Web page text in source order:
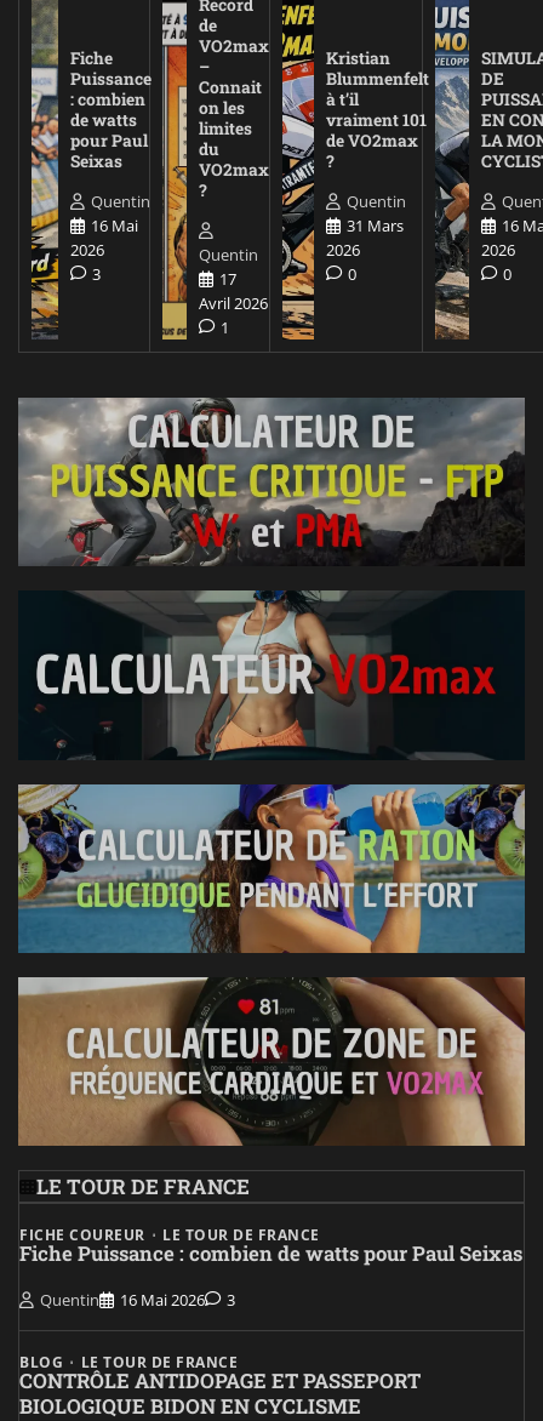
Fiche
Puissance
: combien
de watts
pour Paul
Seixas
Quentin
16 Mai
2026
3
Record
de
VO2max
–
Connait
on les
limites
du
VO2max
?
Quentin
17
Avril 2026
1
Kristian
Blummenfelt
à t’il
vraiment 101
de VO2max
?
Quentin
31 Mars
2026
0
DE
EN
LA
16
2026
0
LE TOUR DE FRANCE
FICHE COUREUR LE TOUR DE FRANCE
Fiche Puissance : combien de watts pour Paul Seixas
Quentin 16 Mai 2026 3
BLOG LE TOUR DE FRANCE
CONTRÔLE ANTIDOPAGE ET PASSEPORT
BIOLOGIQUE BIDON EN CYCLISME